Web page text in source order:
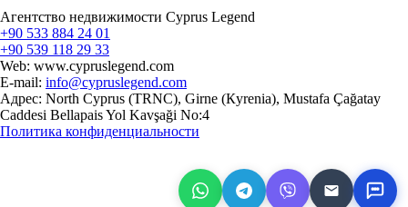
Агентство недвижимости Cyprus Legend
+90 533 884 24 01
+90 539 118 29 33
Web: www.cypruslegend.com
E-mail: info@cypruslegend.com
Адрес: North Cyprus (ТRNC), Girne (Кyrenia), Mustafa Çağatay
Caddesi Bellapais Yol Kavşaği No:4
Политика конфиденциальности